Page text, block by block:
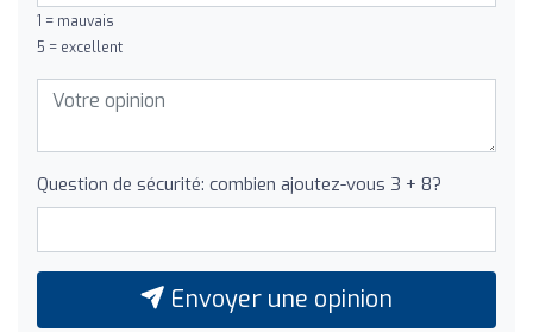
1 = mauvais
5 = excellent
Question de sécurité: combien ajoutez-vous 3 + 8?
Envoyer une opinion